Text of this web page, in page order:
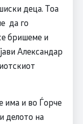
деца. Тоа
да го
бришеме и
Александар
има и во Ѓорче
делото на